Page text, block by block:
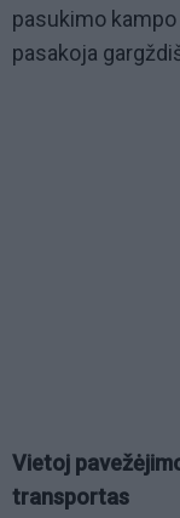
pasukimo
pasakoja
Vietoj
transportas